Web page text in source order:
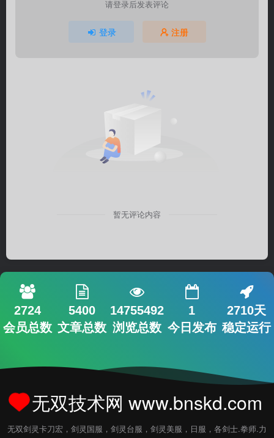
请登录后发表评论
登录 注册
暂无评论内容
2724
会员总数
5400
文章总数
14755492
浏览总数
1
今日发布
2710天
稳定运行
无双技术网 www.bnskd.com
无双剑灵卡刀宏，剑灵国服，剑灵台服，剑灵美服，日服，各剑士.拳师.力